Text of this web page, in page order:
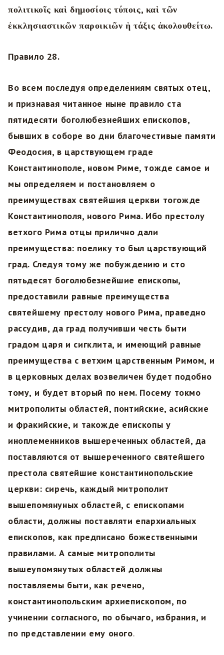
πολιτικοῖς καὶ δημοσίοις τύποις, καὶ τῶν
ἐκκλησιαστικῶν παροικιῶν ἡ τάξις ἀκολουθείτω.
Правило 28.
Во всем последуя определениям святых отец,
и признавая читанное ныне правило ста
пятидесяти боголюбезнейших епископов,
бывших в соборе во дни благочестивые памяти
Феодосия, в царствующем граде
Константинополе, новом Риме, тожде самое и
мы определяем и постановляем о
преимуществах святейшия церкви тогожде
Константинополя, нового Рима. Ибо престолу
ветхого Рима отцы прилично дали
преимущества: поелику то был царствующий
град. Следуя тому же побуждению и сто
пятьдесят боголюбезнейшие епископы,
предоставили равные преимущества
святейшему престолу нового Рима, праведно
рассудив, да град получивши честь быти
градом царя и сигклита, и имеющий равные
преимущества с ветхим царственным Римом, и
в церковных делах возвеличен будет подобно
тому, и будет вторый по нем. Посему токмо
митрополиты областей, понтийские, асийские
и фракийские, и такожде епископы у
иноплеменников вышереченных областей, да
поставляются от вышереченного святейшего
престола святейшие константинопольские
церкви: сиречь, каждый митрополит
вышепомянуных областей, с епископами
области, должны поставляти епархиальных
епископов, как предписано божественными
правилами. А самые митрополиты
вышеупомянутых областей должны
поставляемы быти, как речено,
константинопольским архиепископом, по
учинении согласного, по обычаго, избрания, и
по представлении ему оного.